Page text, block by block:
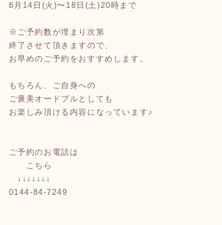
6月14日(火)〜18日(土)20時まで
※ご予約数が埋まり次第
終了させて頂きますので、
お早めのご予約をおすすめします。
もちろん、ご自身への
ご褒美オードブルとしても
お楽しみ頂ける内容になっています♪
ご予約のお電話は
こちら
↓↓↓↓↓↓↓
0144-84-7249